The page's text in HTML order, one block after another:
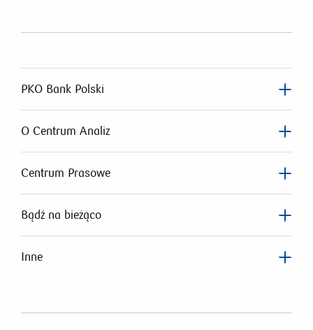
PKO Bank Polski
O Centrum Analiz
Centrum Prasowe
Bądź na bieżąco
Inne